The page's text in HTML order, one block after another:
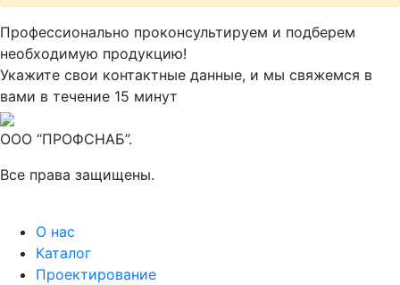
М ● консультант ПРОФСНАБ
Профессионально проконсультируем и подберем
необходимую продукцию!
Укажите свои контактные данные, и мы свяжемся в
вами в течение 15 минут
ООО “ПРОФСНАБ”.
Все права защищены.
О нас
Каталог
Проектирование